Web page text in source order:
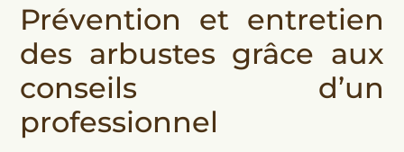
Prévention et entretien
des arbustes grâce aux
conseils d’un
professionnel